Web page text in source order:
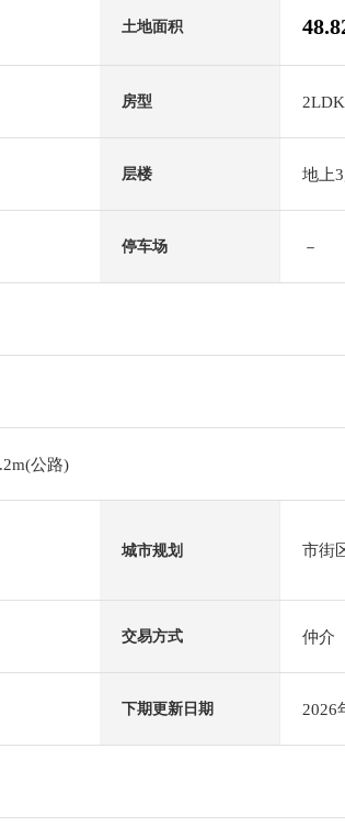
土地面积
房型 2LDK
层楼 地上
停车场 －
公路)
城市规划 市街
交易方式 仲介
下期更新日期 2026